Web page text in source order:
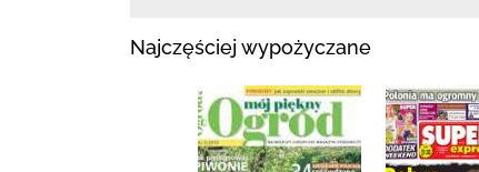
Najczęściej wypożyczane